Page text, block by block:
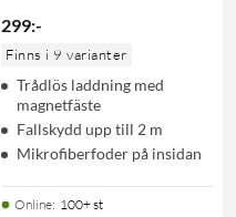
299:-
Finns i 9 varianter
Trådlös laddning med
magnetfäste
Fallskydd upp till 2 m
Mikrofiberfoder på insidan
Online: 100+ st